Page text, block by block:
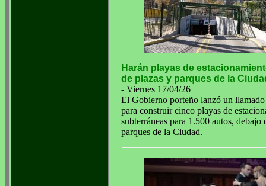
Harán playas de
de plazas y parques de la
- Viernes 17/04/26
El Gobierno porteño lanzó un
para construir cinco playas de
subterráneas para 1.500 autos, debajo
parques de la Ciudad.